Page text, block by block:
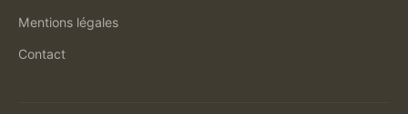
Mentions légales
Contact